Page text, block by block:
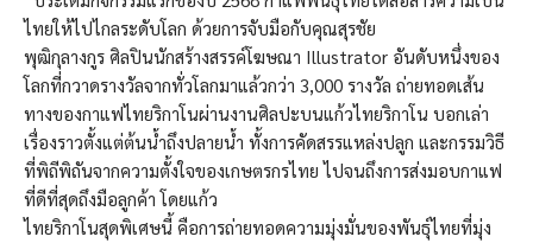
ไทยให้ไปไกลระดับโลก ด้วยการจับมือกับคุณสุรชัย
พุฒิกุลางกูร ศิลปินนักสร้างสรรค์โฆษณา Illustrator อันดับหนึ่งของ
โลกที่กวาดรางวัลจากทั่วโลกมาแล้วกว่า 3,000 รางวัล ถ่ายทอดเส้น
ทางของกาแฟไทยริกาโนผ่านงานศิลปะบนแก้วไทยริกาโน บอกเล่า
เรื่องราวตั้งแต่ต้นน้ำถึงปลายน้ำ ทั้งการคัดสรรแหล่งปลูก และกรรมวิธี
ที่พิถีพิถันจากความตั้งใจของเกษตรกรไทย ไปจนถึงการส่งมอบกาแฟ
ที่ดีที่สุดถึงมือลูกค้า โดยแก้ว
ไทยริกาโนสุดพิเศษนี้ คือการถ่ายทอดความมุ่งมั่นของพันธุ์ไทยที่มุ่ง